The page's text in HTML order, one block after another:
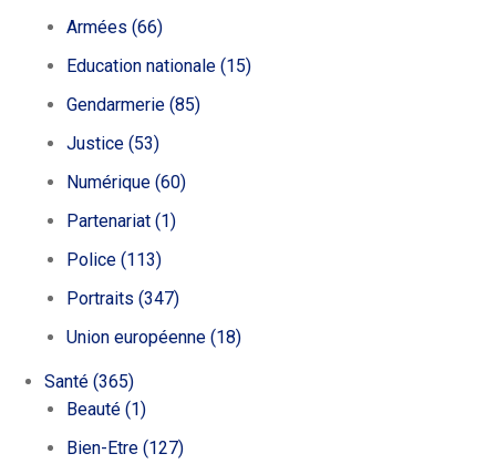
Armées (66)
Education nationale (15)
Gendarmerie (85)
Justice (53)
Numérique (60)
Partenariat (1)
Police (113)
Portraits (347)
Union européenne (18)
Santé (365)
Beauté (1)
Bien-Etre (127)